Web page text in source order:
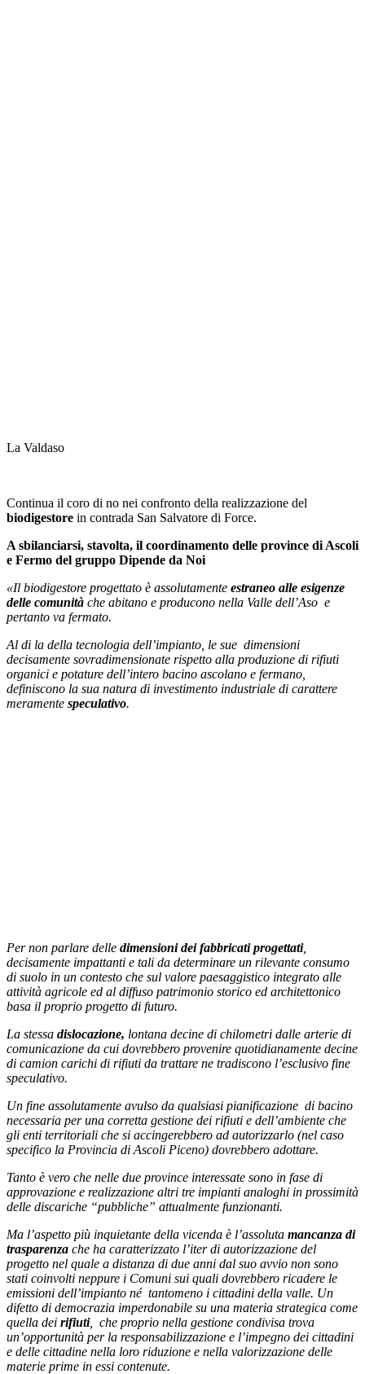
La Valdaso
Continua il coro di no nei confronto della realizzazione del
biodigestore in contrada San Salvatore di Force.
A sbilanciarsi, stavolta, il coordinamento delle province di Ascoli
e Fermo del gruppo Dipende da Noi
«Il biodigestore progettato è assolutamente estraneo alle esigenze
delle comunità che abitano e producono nella Valle dell’Aso e
pertanto va fermato.
Al di la della tecnologia dell’impianto, le sue dimensioni
decisamente sovradimensionate rispetto alla produzione di rifiuti
organici e potature dell’intero bacino ascolano e fermano,
definiscono la sua natura di investimento industriale di carattere
meramente speculativo.
Per non parlare delle dimensioni dei fabbricati progettati,
decisamente impattanti e tali da determinare un rilevante consumo
di suolo in un contesto che sul valore paesaggistico integrato alle
attività agricole ed al diffuso patrimonio storico ed architettonico
basa il proprio progetto di futuro.
La stessa dislocazione, lontana decine di chilometri dalle arterie di
comunicazione da cui dovrebbero provenire quotidianamente decine
di camion carichi di rifiuti da trattare ne tradiscono l’esclusivo fine
speculativo.
Un fine assolutamente avulso da qualsiasi pianificazione di bacino
necessaria per una corretta gestione dei rifiuti e dell’ambiente che
gli enti territoriali che si accingerebbero ad autorizzarlo (nel caso
specifico la Provincia di Ascoli Piceno) dovrebbero adottare.
Tanto è vero che nelle due province interessate sono in fase di
approvazione e realizzazione altri tre impianti analoghi in prossimità
delle discariche “pubbliche” attualmente funzionanti.
Ma l’aspetto più inquietante della vicenda è l’assoluta mancanza di
trasparenza che ha caratterizzato l’iter di autorizzazione del
progetto nel quale a distanza di due anni dal suo avvio non sono
stati coinvolti neppure i Comuni sui quali dovrebbero ricadere le
emissioni dell’impianto né tantomeno i cittadini della valle. Un
difetto di democrazia imperdonabile su una materia strategica come
quella dei rifiuti, che proprio nella gestione condivisa trova
un’opportunità per la responsabilizzazione e l’impegno dei cittadini
e delle cittadine nella loro riduzione e nella valorizzazione delle
materie prime in essi contenute.